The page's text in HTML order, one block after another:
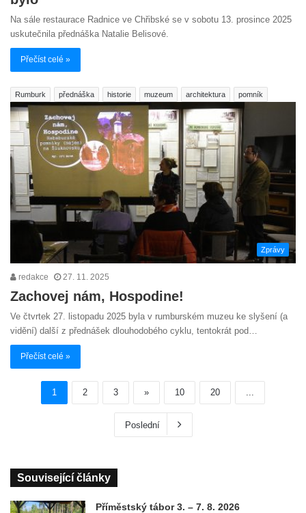
Na sále restaurace Radnice ve Chřibské se v sobotu 13. prosince 2025
uskutečnila přednáška Natalie Belisové.
Přečíst celé »
Rumburk přednáška historie muzeum architektura pomník
Zprávy
redakce 27. 11. 2025
Zachovej nám, Hospodine!
Ve čtvrtek 27. listopadu 2025 byla v rumburském muzeu ke slyšení (a
vidění) další z přednášek dlouhodobého cyklu, tentokrát pod…
Přečíst celé »
1 2 3 » 10 20
Poslední
Související články
Příměstský tábor 3. – 7. 8. 2026